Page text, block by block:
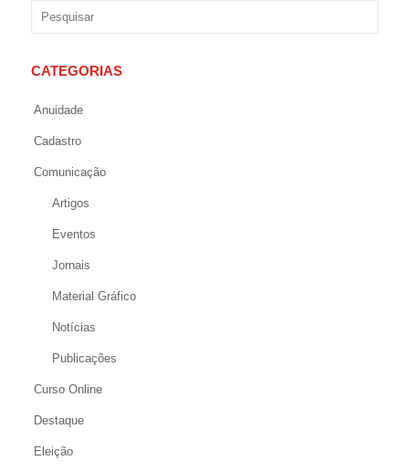
CATEGORIAS
Anuidade
Cadastro
Comunicação
Artigos
Eventos
Jornais
Material Gráfico
Notícias
Publicações
Curso Online
Destaque
Eleição